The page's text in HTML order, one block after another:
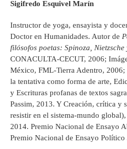
Sigifredo Esquivel Marín
Instructor de yoga, ensayista y
Doctor en Humanidades. Autor de
filósofos poetas: Spinoza, Nietzsche
CONACULTA-CECUT, 2006;
México, FML-Tierra Adentro, 2006;
la tentativa como forma de arte,
y Escrituras profanas de textos
Passim, 2013. Y Creación, crítica y
resistir en el sistema-mundo
2014. Premio Nacional de Ensayo
Premio Nacional de Ensayo Político